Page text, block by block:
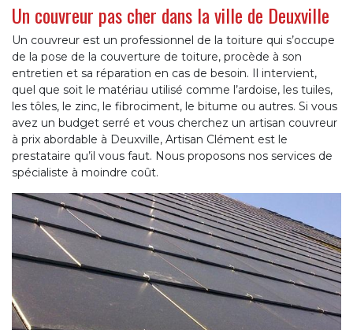
Un couvreur pas cher dans la ville de Deuxville
Un couvreur est un professionnel de la toiture qui s’occupe
de la pose de la couverture de toiture, procède à son
entretien et sa réparation en cas de besoin. Il intervient,
quel que soit le matériau utilisé comme l’ardoise, les tuiles,
les tôles, le zinc, le fibrociment, le bitume ou autres. Si vous
avez un budget serré et vous cherchez un artisan couvreur
à prix abordable à Deuxville, Artisan Clément est le
prestataire qu’il vous faut. Nous proposons nos services de
spécialiste à moindre coût.